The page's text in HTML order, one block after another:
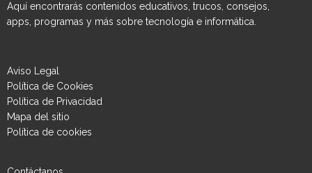
Aquí encontrarás contenidos educativos, trucos, consejos,
apps, programas y más sobre tecnología e informática.
Aviso Legal
Política de Cookies
Política de Privacidad
Mapa del sitio
Política de cookies